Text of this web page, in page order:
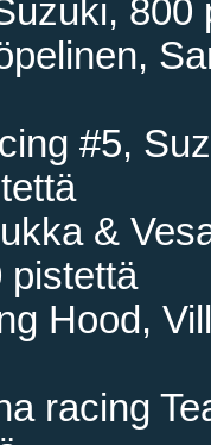
800
#5,
&
pistettä
Hood,
racing